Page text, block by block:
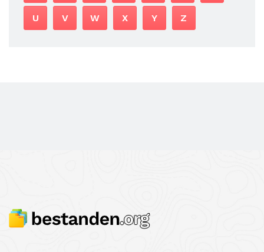
U V W X Y Z